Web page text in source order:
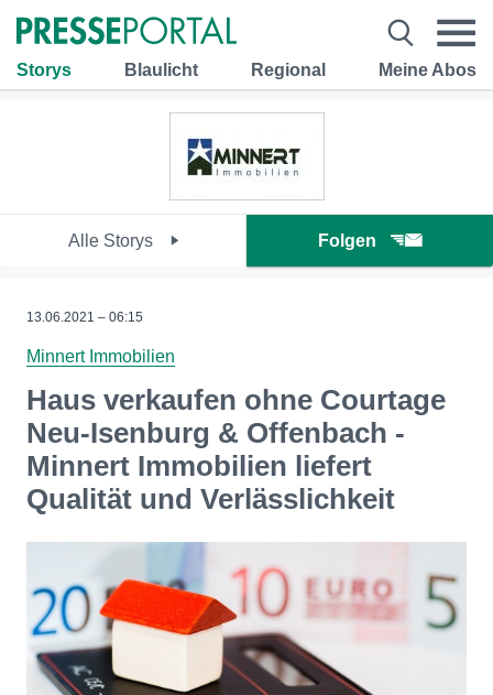
Storys Blaulicht Regional Meine Abos
Alle Storys Folgen
13.06.2021 – 06:15
Minnert Immobilien
Haus verkaufen ohne Courtage
Neu-Isenburg & Offenbach -
Minnert Immobilien liefert
Qualität und Verlässlichkeit